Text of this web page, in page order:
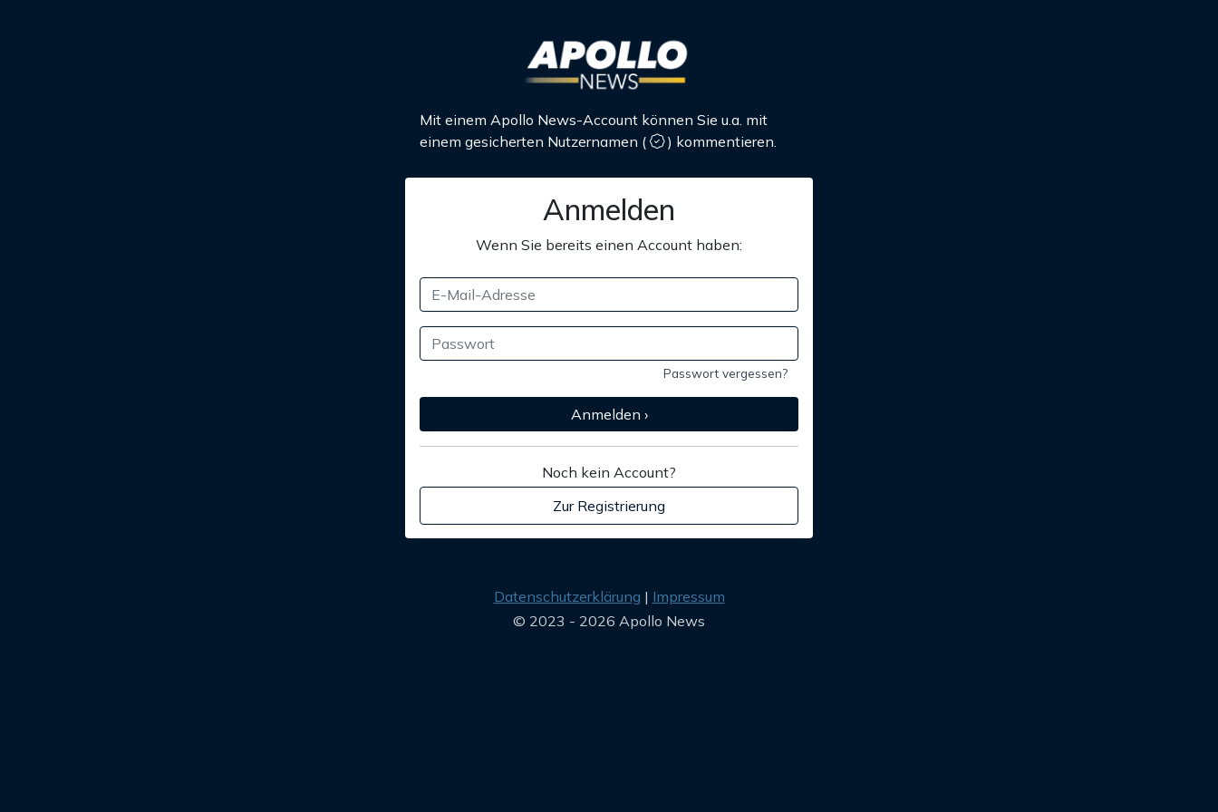
Mit einem Apollo News-Account können Sie u.a. mit
einem gesicherten Nutzernamen ( ) kommentieren.
Anmelden
Wenn Sie bereits einen Account haben:
Passwort vergessen?
Anmelden ›
Noch kein Account?
Zur Registrierung
Datenschutzerklärung
Impressum
© 2023 - 2026 Apollo News